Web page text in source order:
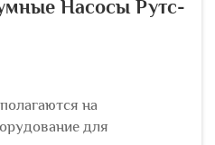
Насосы Рутс-
на
для